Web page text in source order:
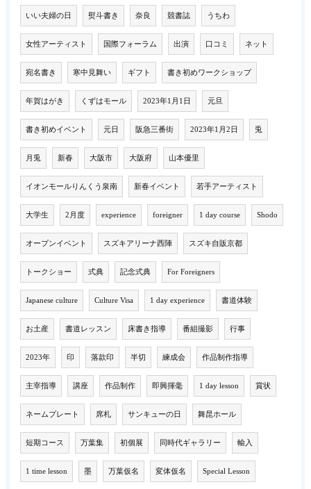
いい夫婦の日 熨斗書き 奈良 競書誌 うちわ
女性アーティスト 国際フォーラム 出演 口コミ ネット
宛名書き 寒中見舞い ギフト 書き初めワークショップ
年賀はがき くずはモール 2023年1月1日 元旦
書き初めイベント 元日 阪急三番街 2023年1月2日 兎
月兎 新春 大阪市 大阪府 山本優里
イオンモールりんくう泉南 新春イベント 若手アーティスト
大学生 2月度 experience foreigner 1 day course Shodo
オープンイベント スズキアリーナ西陣 スズキ自販京都
トークショー 式典 記念式典 For Foreigners
Japanese culture Culture Visa 1 day experience 書道体験
お土産 書道レッスン 床書き指導 番組撮影 行事
2023年 印 落款印 半切 練成会 作品制作指導
主宰指導 講座 作品制作 即興揮毫 1 day lesson 賞状
ネームプレート 席札 サンキューの日 舞昆ホール
短期コース 万葉集 初個展 同時代ギャラリー 輸入
1 time lesson 墨 万葉仮名 変体仮名 Special Lesson